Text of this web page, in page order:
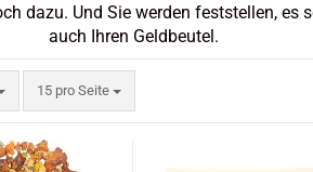
dazu. Und Sie werden feststellen, es
auch Ihren Geldbeutel.
15 pro Seite
pro Seite